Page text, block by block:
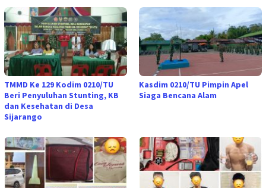
TMMD Ke 129 Kodim 0210/TU
Beri Penyuluhan Stunting, KB
dan Kesehatan di Desa
Sijarango
Kasdim 0210/TU Pimpin Apel
Siaga Bencana Alam